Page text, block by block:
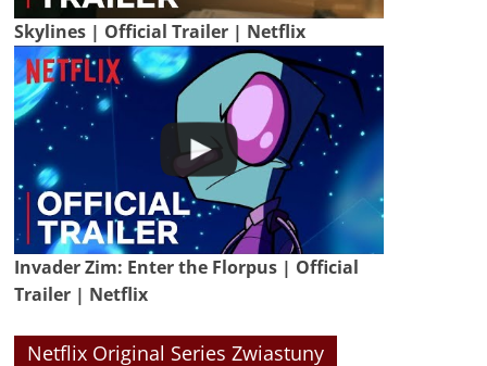
Skylines | Official Trailer | Netflix
Invader Zim: Enter the Florpus | Official
Trailer | Netflix
Netflix Original Series Zwiastuny